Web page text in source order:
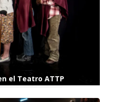
el Teatro ATTP